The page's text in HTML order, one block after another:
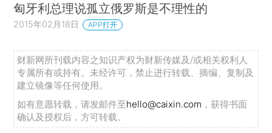
匈牙利总理说孤立俄罗斯是不理性的
2015年02月18日 APP打开
财新网所刊载内容之知识产权为财新传媒及/或相关权利人
专属所有或持有。未经许可，禁止进行转载、摘编、复制及
建立镜像等任何使用。
如有意愿转载，请发邮件至hello@caixin.com ，获得书面
确认及授权后，方可转载。